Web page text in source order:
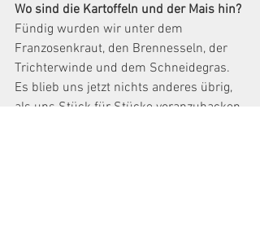
Wo sind die Kartoffeln und der Mais hin?
Fündig wurden wir unter dem
Franzosenkraut, den Brennesseln, der
Trichterwinde und dem Schneidegras.
Es blieb uns jetzt nichts anderes übrig,
als uns Stück für Stücke voranzuhacken